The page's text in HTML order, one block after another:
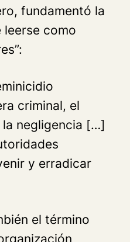
fundamentó la
como
criminal, el
negligencia […]
y erradicar
el término